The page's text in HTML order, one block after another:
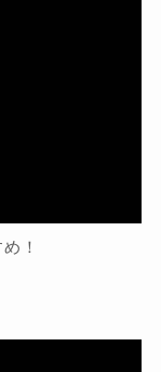
！